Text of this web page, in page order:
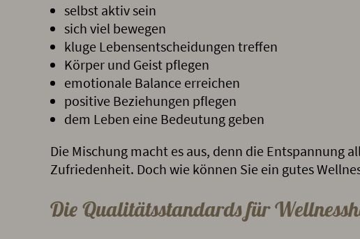
selbst aktiv sein
sich viel bewegen
kluge Lebensentscheidungen treffen
Körper und Geist pflegen
emotionale Balance erreichen
positive Beziehungen pflegen
dem Leben eine Bedeutung geben
Die Mischung macht es aus, denn die Entspannung
Zufriedenheit. Doch wie können Sie ein gutes
Die Qualitätsstandards für